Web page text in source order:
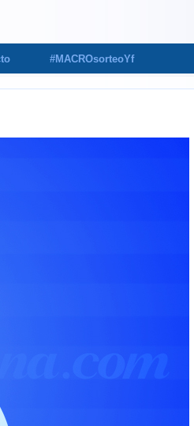
#MACROsorteoYf